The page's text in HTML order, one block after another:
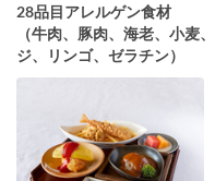
28品目アレルゲン食材
（牛肉、豚肉、海老、小麦
ジ、リンゴ、ゼラチン）